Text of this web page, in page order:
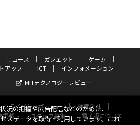
ニュース ガジェット
ゲーム
アップ ICT
インフォメーション
MITテクノロジーレビュー
プライバシーポリシー
運営会社
掲載 スタッフ募集
電子版について
況の把握や広告配信などのために、
スデータを取得・利用しています。これ